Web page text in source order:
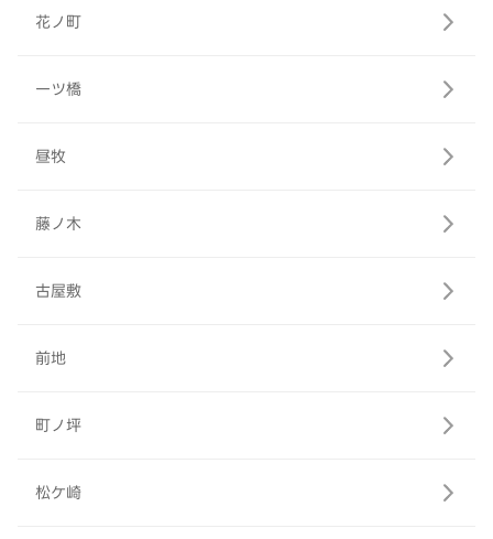
花ノ町
一ツ橋
昼牧
藤ノ木
古屋敷
前地
町ノ坪
松ケ崎